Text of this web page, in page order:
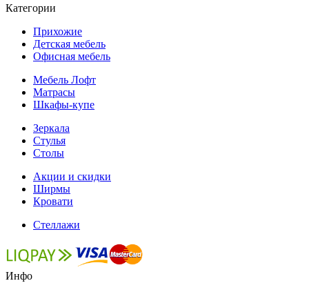
Категории
Прихожие
Детская мебель
Офисная мебель
Мебель Лофт
Матрасы
Шкафы-купе
Зеркала
Стулья
Столы
Акции и скидки
Ширмы
Кровати
Стеллажи
Инфо